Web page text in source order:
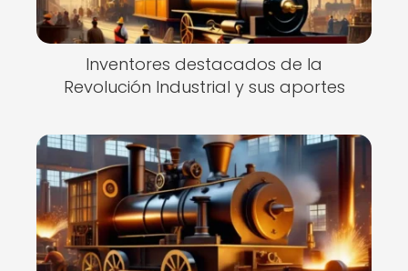
Inventores destacados de la
Revolución Industrial y sus aportes